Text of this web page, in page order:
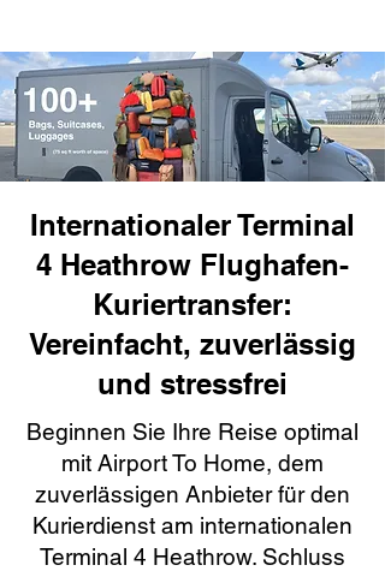
Internationaler Terminal
4 Heathrow Flughafen-
Kuriertransfer:
Vereinfacht, zuverlässig
und stressfrei
Beginnen Sie Ihre Reise optimal
mit Airport To Home, dem
zuverlässigen Anbieter für den
Kurierdienst am internationalen
Terminal 4 Heathrow. Schluss